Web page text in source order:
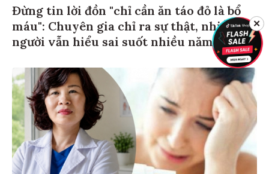
Đừng tin lời đồn "chỉ cần ăn táo đỏ là bổ
máu": Chuyên gia chỉ ra sự thật, nhiều
người vẫn hiểu sai suốt nhiều năm
✕